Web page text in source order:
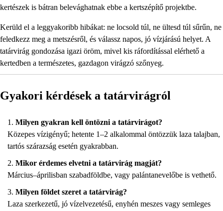
kertészek is bátran belevághatnak ebbe a kertszépítő projektbe.
Kerüld el a leggyakoribb hibákat: ne locsold túl, ne ültesd túl sűrűn, ne
feledkezz meg a metszésről, és válassz napos, jó vízjárású helyet. A
tatárvirág gondozása igazi öröm, mivel kis ráfordítással elérhető a
kertedben a természetes, gazdagon virágzó szőnyeg.
Gyakori kérdések a tatárvirágról
Milyen gyakran kell öntözni a tatárvirágot?
Közepes vízigényű; hetente 1–2 alkalommal öntözzük laza talajban,
tartós szárazság esetén gyakrabban.
Mikor érdemes elvetni a tatárvirág magját?
Március–áprilisban szabadföldbe, vagy palántanevelőbe is vethető.
Milyen földet szeret a tatárvirág?
Laza szerkezetű, jó vízelvezetésű, enyhén meszes vagy semleges